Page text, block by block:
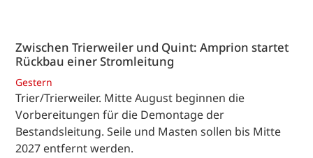
Zwischen Trierweiler und Quint: Amprion startet
Rückbau einer Stromleitung
Gestern
Trier/Trierweiler. Mitte August beginnen die
Vorbereitungen für die Demontage der
Bestandsleitung. Seile und Masten sollen bis Mitte
2027 entfernt werden.